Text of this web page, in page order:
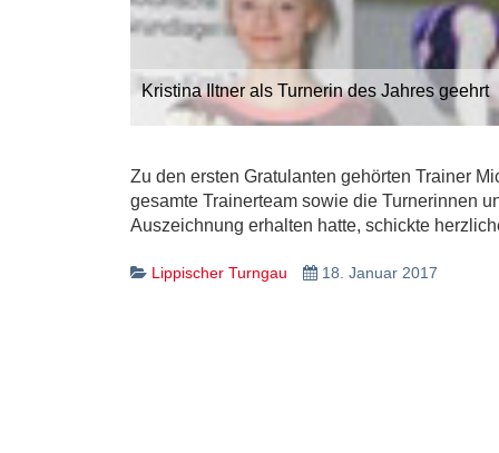
Kristina Iltner als Turnerin des Jahres geehrt
Zu den ersten Gratulanten gehörten Trainer
gesamte Trainerteam sowie die Turnerinnen
Auszeichnung erhalten hatte, schickte
Lippischer Turngau 18. Januar 2017